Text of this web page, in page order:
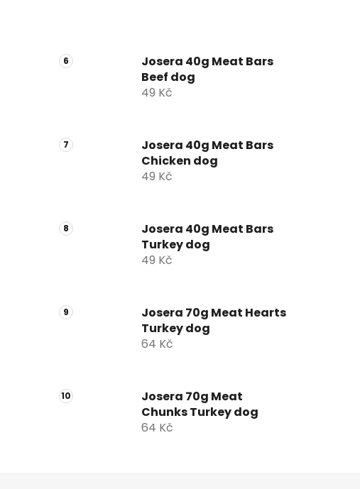
Josera 40g Meat Bars
Beef dog
49 Kč
Josera 40g Meat Bars
Chicken dog
49 Kč
Josera 40g Meat Bars
Turkey dog
49 Kč
Josera 70g Meat Hearts
Turkey dog
64 Kč
Josera 70g Meat
Chunks Turkey dog
64 Kč